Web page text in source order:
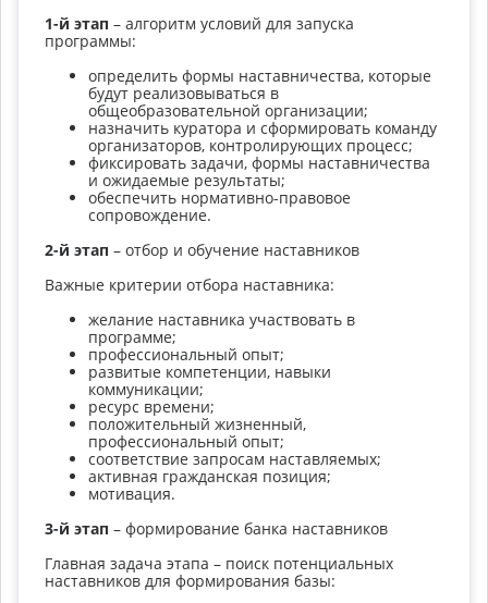
1-й этап – алгоритм условий для запуска
программы:
определить формы наставничества, которые
будут реализовываться в
общеобразовательной организации;
назначить куратора и сформировать команду
организаторов, контролирующих процесс;
фиксировать задачи, формы наставничества
и ожидаемые результаты;
обеспечить нормативно-правовое
сопровождение.
2-й этап – отбор и обучение наставников
Важные критерии отбора наставника:
желание наставника участвовать в
программе;
профессиональный опыт;
развитые компетенции, навыки
коммуникации;
ресурс времени;
положительный жизненный,
профессиональный опыт;
соответствие запросам наставляемых;
активная гражданская позиция;
мотивация.
3-й этап – формирование банка наставников
Главная задача этапа – поиск потенциальных
наставников для формирования базы: